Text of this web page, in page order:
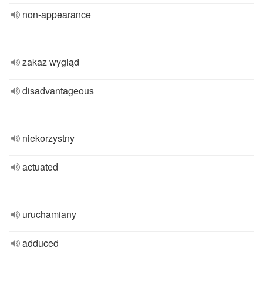
non-appearance
zakaz wygląd
disadvantageous
niekorzystny
actuated
uruchamiany
adduced